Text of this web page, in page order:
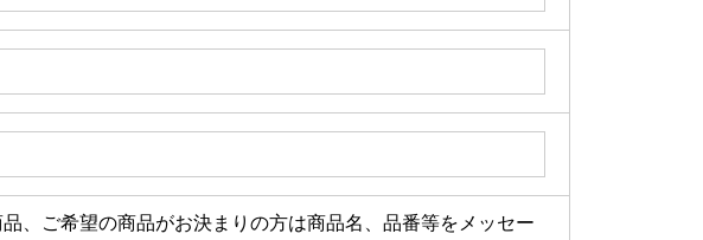
、ご希望の商品がお決まりの方は商品名、品番等をメッセー